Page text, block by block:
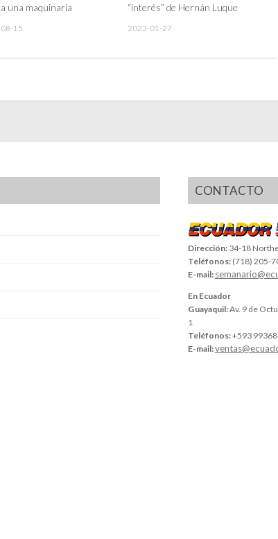
una maquinaria
15
“interés” de Hernán Luque
2023-01-27
CONTACTO
Dirección: 34-18
Teléfonos: (718) 205-
E-mail:
En Ecuador
Guayaquil:Av. 9 de
1
Teléfonos:+593
E-mail: